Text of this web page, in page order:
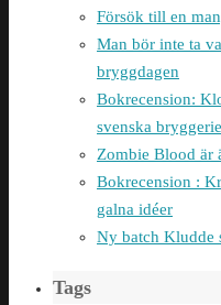
Försök till en
Man bör inte ta
bryggdagen
Bokrecension:
svenska
Zombie Blood är
Bokrecension :
galna idéer
Ny batch Kludde
Tags